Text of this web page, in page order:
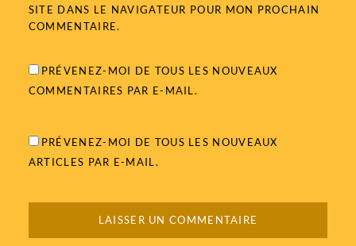
SITE DANS LE NAVIGATEUR POUR MON PROCHAIN
COMMENTAIRE.
PRÉVENEZ-MOI DE TOUS LES NOUVEAUX
COMMENTAIRES PAR E-MAIL.
PRÉVENEZ-MOI DE TOUS LES NOUVEAUX
ARTICLES PAR E-MAIL.